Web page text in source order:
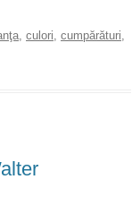
, culori, cumpărături,